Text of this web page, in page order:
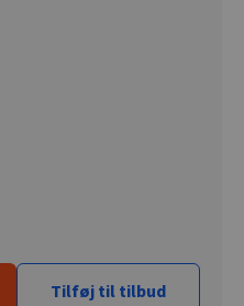
Tilføj til tilbud